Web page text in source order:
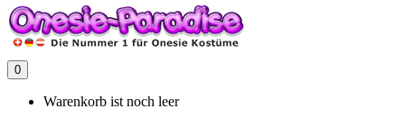
0
Warenkorb ist noch leer